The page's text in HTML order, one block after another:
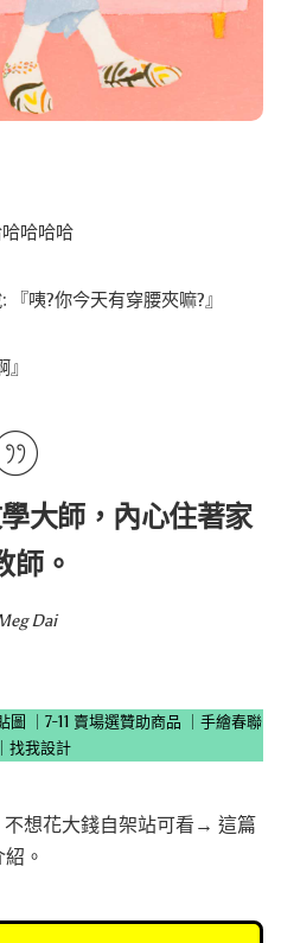
哈哈哈
咦?你今天有穿腰夾嘛?』
大師，內心住著家
師。
Dai
圖 7-11 賣場選贊助商品
手繪春聯
找我設計
想花大錢自架站可看→ 這篇
紹 。